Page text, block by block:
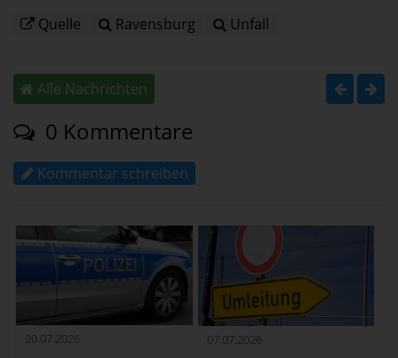
Quelle Ravensburg Unfall
Alle Nachrichten
0 Kommentare
Kommentar schreiben
20.07.2026 07.07.2026